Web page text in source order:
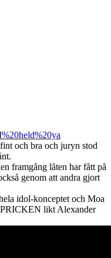
och bra och juryn stod
framgång låten har fått på
genom att andra gjort
idol-konceptet och Moa
likt Alexander